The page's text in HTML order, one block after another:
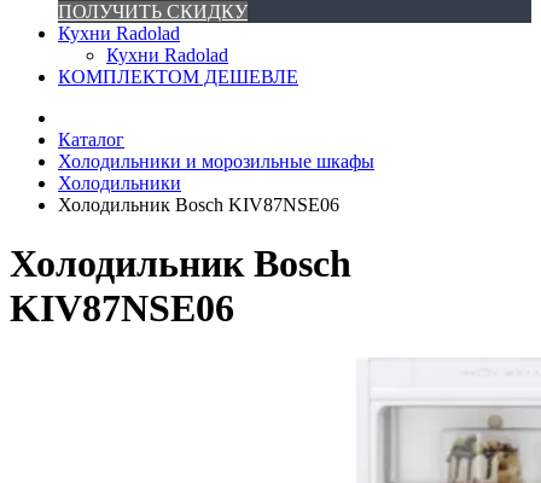
ПОЛУЧИТЬ СКИДКУ
Кухни Radolad
Кухни Radolad
КОМПЛЕКТОМ ДЕШЕВЛЕ
Каталог
Холодильники и морозильные шкафы
Холодильники
Холодильник Bosch KIV87NSE06
Холодильник Bosch
KIV87NSE06